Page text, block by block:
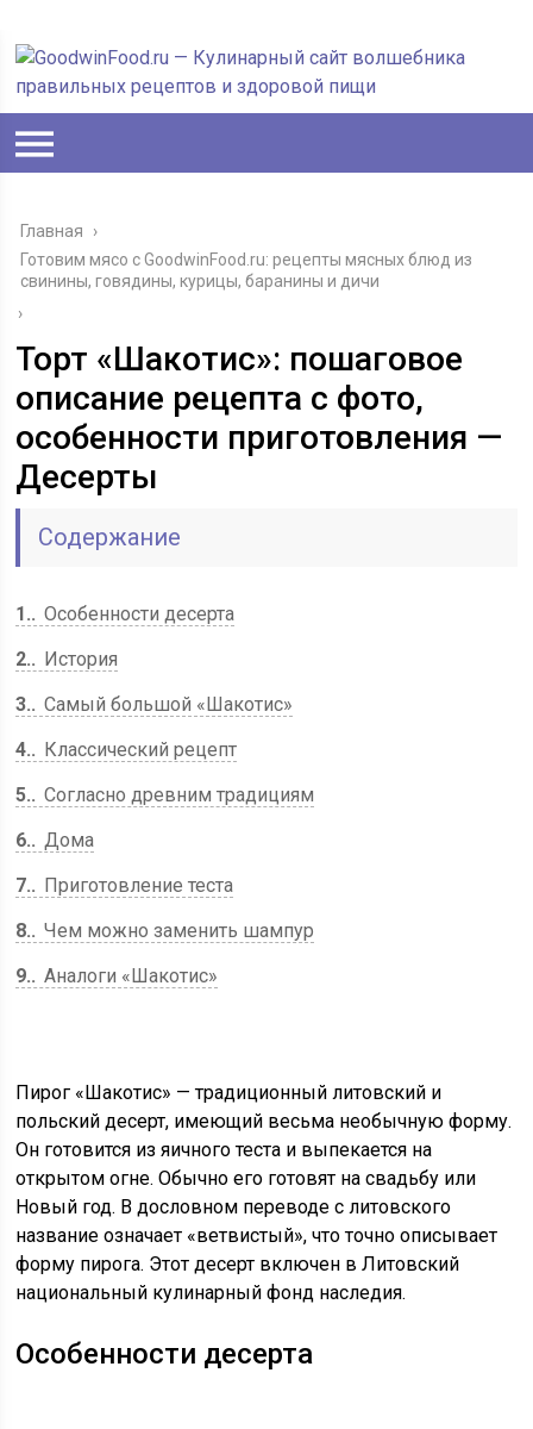
Главная
›
Готовим мясо с GoodwinFood.ru: рецепты мясных блюд из
свинины, говядины, курицы, баранины и дичи
›
Торт «Шакотис»: пошаговое
описание рецепта с фото,
особенности приготовления —
Десерты
Содержание
1.
Особенности десерта
2.
История
3.
Самый большой «Шакотис»
4.
Классический рецепт
5.
Согласно древним традициям
6.
Дома
7.
Приготовление теста
8.
Чем можно заменить шампур
9.
Аналоги «Шакотис»
Пирог «Шакотис» — традиционный литовский и
польский десерт, имеющий весьма необычную форму.
Он готовится из яичного теста и выпекается на
открытом огне. Обычно его готовят на свадьбу или
Новый год. В дословном переводе с литовского
название означает «ветвистый», что точно описывает
форму пирога. Этот десерт включен в Литовский
национальный кулинарный фонд наследия.
Особенности десерта